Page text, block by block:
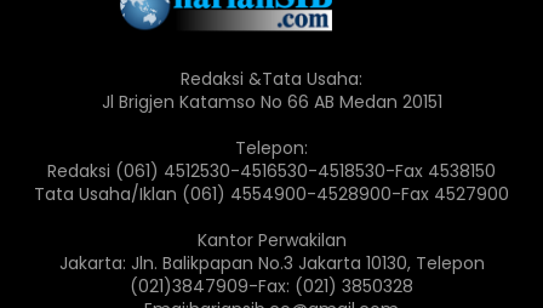
Redaksi &Tata Usaha:
Jl Brigjen Katamso No 66 AB Medan 20151
Telepon:
Redaksi (061) 4512530-4516530-4518530-Fax 4538150
Tata Usaha/Iklan (061) 4554900-4528900-Fax 4527900
Kantor Perwakilan
Jakarta: Jln. Balikpapan No.3 Jakarta 10130, Telepon
(021)3847909-Fax: (021) 3850328